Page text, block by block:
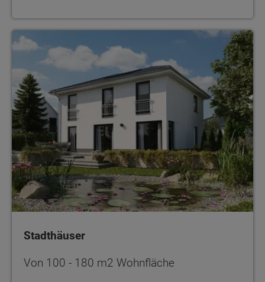
Stadthäuser
Stadthäuser
Von 100 - 180 m2 Wohnfläche